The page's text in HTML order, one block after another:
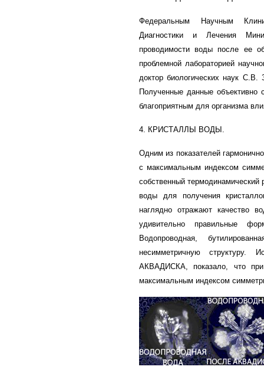
Федеральным Научным
Диагностики и Лечения
проводимости воды после ее
проблемной лабораторией
доктор биологических наук
Полученные данные объективно
благоприятным для организма
4. КРИСТАЛЛЫ ВОДЫ.
Одним из показателей
с максимальным индексом
собственный
воды для получения
наглядно отражают качество
удивительно правильные
Водопроводная,
несимметричную структуру.
АКВАДИСКА, показало, что
максимальным индексом